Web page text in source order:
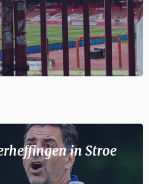
in Stroe